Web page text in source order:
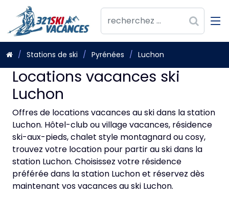
Stations de ski Pyrénées Luchon
Locations vacances ski
Luchon
Offres de locations vacances au ski dans la station
Luchon. Hôtel-club ou village vacances, résidence
ski-aux-pieds, chalet style montagnard ou cosy,
trouvez votre location pour partir au ski dans la
station Luchon. Choisissez votre résidence
préférée dans la station Luchon et réservez dès
maintenant vos vacances au ski Luchon.